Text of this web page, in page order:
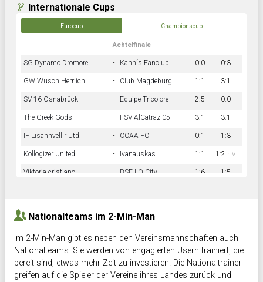
Internationale Cups
Eurocup Championscup
Achtelfinale
SG Dynamo Dromore - Kahn´s Fanclub 0:0 0:3
GW Wusch Herrlich - Club Magdeburg 1:1 3:1
SV 16 Osnabrück - Equipe Tricolore 2:5 0:0
The Greek Gods - FSV AlCatraz 05 3:1 3:1
IF Lisannvellir Utd. - CCAA FC 0:1 1:3
Kollogizer United - Ivanauskas 1:1 1:2 n.V.
Viktoria cristiano - BSF LO-City 1:6 1:5
Nationalteams im 2-Min-Man
Im 2-Min-Man gibt es neben den Vereinsmannschaften auch
Nationalteams. Sie werden von engagierten Usern trainiert, die
bereit sind, etwas mehr Zeit zu investieren. Die Nationaltrainer
greifen auf die Spieler der Vereine ihres Landes zurück und